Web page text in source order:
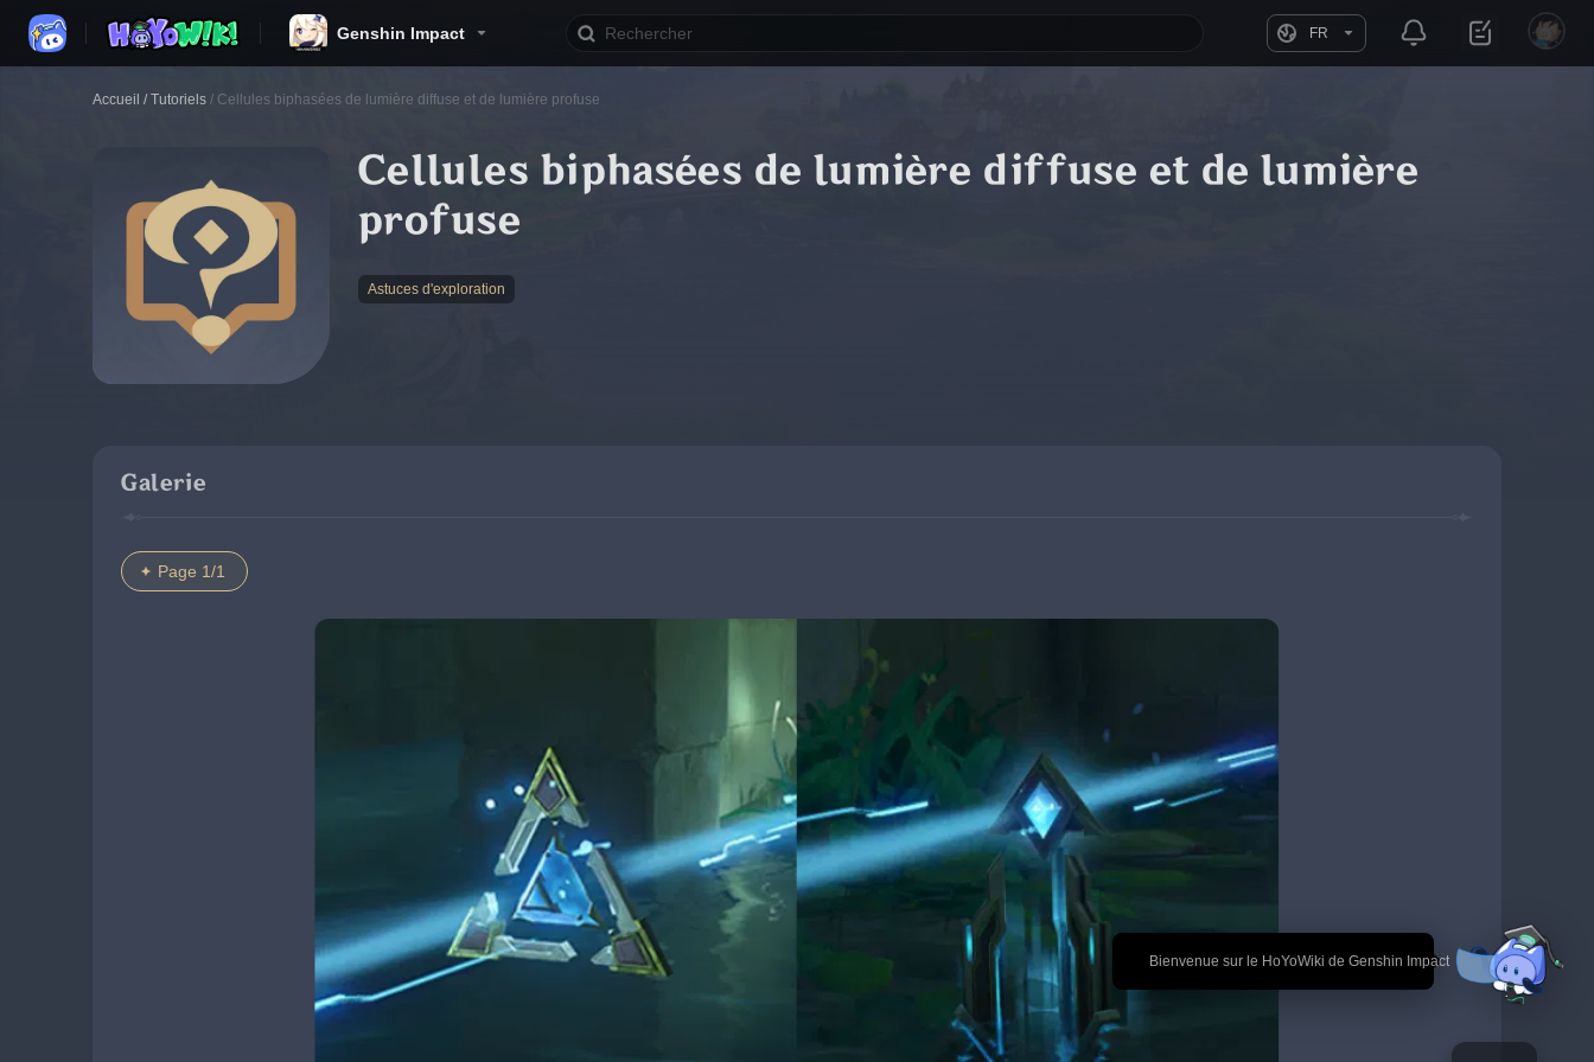
Genshin Impact FR
🎉 Bienvenue sur le HoYoWiki de Genshin Impact
Accueil / Tutoriels / Cellules biphasées de lumière diffuse et de lumière profuse
Cellules biphasées de lumière diffuse et de lumière
profuse
Astuces d'exploration
Galerie
Page 1/1